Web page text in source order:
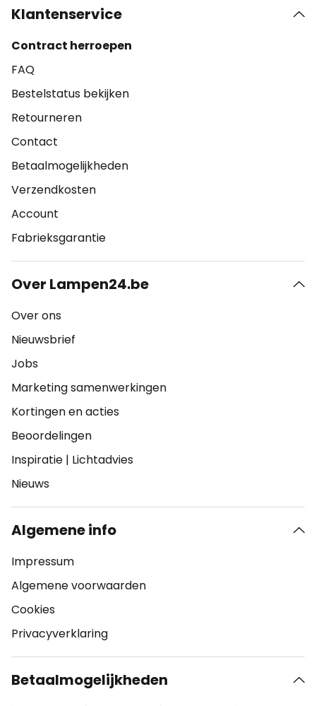
Klantenservice
Contract herroepen
FAQ
Bestelstatus bekijken
Retourneren
Contact
Betaalmogelijkheden
Verzendkosten
Account
Fabrieksgarantie
Over Lampen24.be
Over ons
Nieuwsbrief
Jobs
Marketing samenwerkingen
Kortingen en acties
Beoordelingen
Inspiratie | Lichtadvies
Nieuws
Algemene info
Impressum
Algemene voorwaarden
Cookies
Privacyverklaring
Betaalmogelijkheden